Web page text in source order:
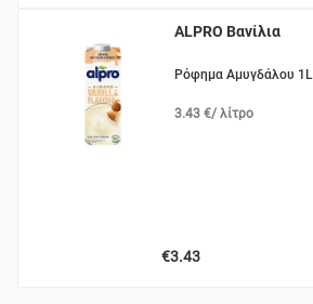
ALPRO Βανίλια
Ρόφημα Αμυγδάλου 1L
3.43 €/ λίτρο
€3.43